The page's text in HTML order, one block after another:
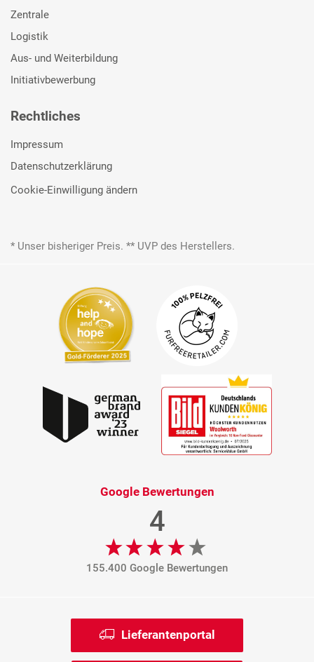
Zentrale
Logistik
Aus- und Weiterbildung
Initiativbewerbung
Rechtliches
Impressum
Datenschutzerklärung
Cookie-Einwilligung ändern
* Unser bisheriger Preis. ** UVP des Herstellers.
Google Bewertungen
4
155.400 Google Bewertungen
Lieferantenportal